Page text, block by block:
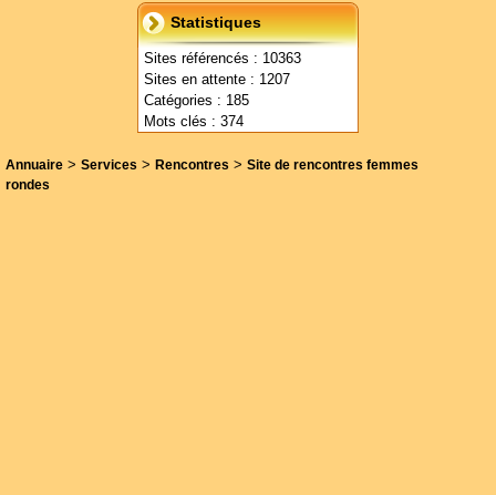
Statistiques
Sites référencés : 10363
Sites en attente : 1207
Catégories : 185
Mots clés : 374
Annuaire > Services > Rencontres > Site de rencontres femmes
rondes